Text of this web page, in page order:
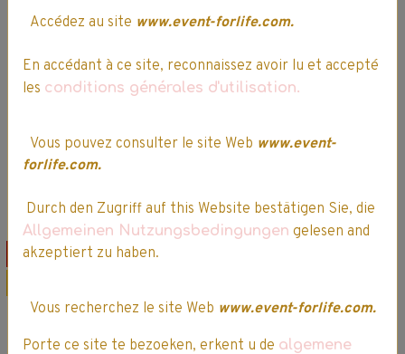
Play-Doh - Kitchen
24,99€ 21,24€ TTC
Pièces
Ajouter au panier
Offre spéciale
Accédez au site www.event-forlife.com.
En accédant à ce site, reconnaissez avoir lu et accepté
les conditions générales d'utilisation.
Vous pouvez consulter le site Web www.event-
forlife.com.
Durch den Zugriff auf this Website bestätigen Sie, die
Allgemeinen Nutzungsbedingungen gelesen and
akzeptiert zu haben.
Vous recherchez le site Web www.event-forlife.com.
Porte ce site te bezoeken, erkent u de algemene